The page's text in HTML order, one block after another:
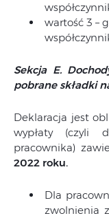
wartość 3 –
Sekcja E.
pobrane składki
Deklaracja jest
wypłaty (czyli
pracownika)
2022 roku.
Dla
zwolnienia